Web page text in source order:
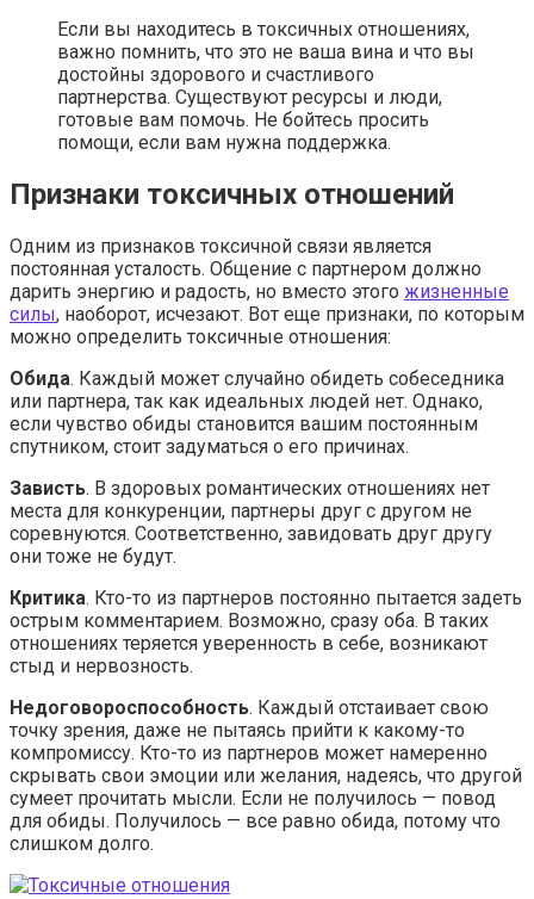
Если вы находитесь в токсичных отношениях,
важно помнить, что это не ваша вина и что вы
достойны здорового и счастливого
партнерства. Существуют ресурсы и люди,
готовые вам помочь. Не бойтесь просить
помощи, если вам нужна поддержка.
Признаки токсичных отношений
Одним из признаков токсичной связи является
постоянная усталость. Общение с партнером должно
дарить энергию и радость, но вместо этого жизненные
силы, наоборот, исчезают. Вот еще признаки, по которым
можно определить токсичные отношения:
Обида. Каждый может случайно обидеть собеседника
или партнера, так как идеальных людей нет. Однако,
если чувство обиды становится вашим постоянным
спутником, стоит задуматься о его причинах.
Зависть. В здоровых романтических отношениях нет
места для конкуренции, партнеры друг с другом не
соревнуются. Соответственно, завидовать друг другу
они тоже не будут.
Критика. Кто-то из партнеров постоянно пытается задеть
острым комментарием. Возможно, сразу оба. В таких
отношениях теряется уверенность в себе, возникают
стыд и нервозность.
Недоговороспособность. Каждый отстаивает свою
точку зрения, даже не пытаясь прийти к какому-то
компромиссу. Кто-то из партнеров может намеренно
скрывать свои эмоции или желания, надеясь, что другой
сумеет прочитать мысли. Если не получилось — повод
для обиды. Получилось — все равно обида, потому что
слишком долго.